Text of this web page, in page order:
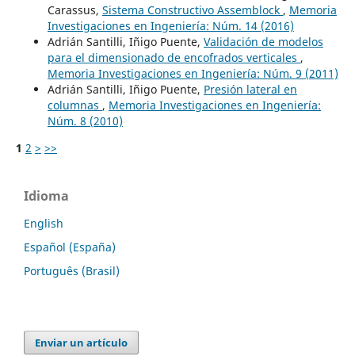
Carassus, Sistema Constructivo Assemblock , Memoria
Investigaciones en Ingeniería: Núm. 14 (2016)
Adrián Santilli, Iñigo Puente, Validación de modelos
para el dimensionado de encofrados verticales ,
Memoria Investigaciones en Ingeniería: Núm. 9 (2011)
Adrián Santilli, Iñigo Puente, Presión lateral en
columnas , Memoria Investigaciones en Ingeniería:
Núm. 8 (2010)
1 2 > >>
Idioma
English
Español (España)
Português (Brasil)
Enviar un artículo